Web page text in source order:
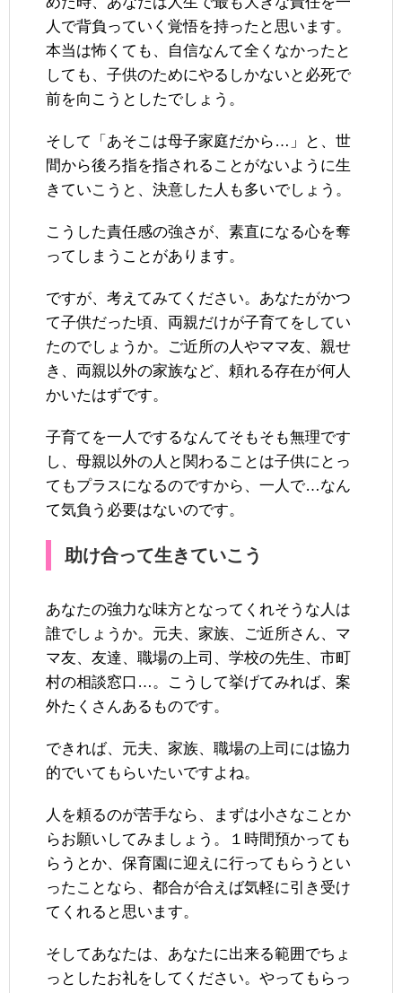
人で背負っていく覚悟を持ったと思います。
本当は怖くても、自信なんて全くなかったと
しても、子供のためにやるしかないと必死で
前を向こうとしたでしょう。
そして「あそこは母子家庭だから…」と、世
間から後ろ指を指されることがないように生
きていこうと、決意した人も多いでしょう。
こうした責任感の強さが、素直になる心を奪
ってしまうことがあります。
ですが、考えてみてください。あなたがかつ
て子供だった頃、両親だけが子育てをしてい
たのでしょうか。ご近所の人やママ友、親せ
き、両親以外の家族など、頼れる存在が何人
かいたはずです。
子育てを一人でするなんてそもそも無理です
し、母親以外の人と関わることは子供にとっ
てもプラスになるのですから、一人で…なん
て気負う必要はないのです。
助け合って生きていこう
あなたの強力な味方となってくれそうな人は
誰でしょうか。元夫、家族、ご近所さん、マ
マ友、友達、職場の上司、学校の先生、市町
村の相談窓口…。こうして挙げてみれば、案
外たくさんあるものです。
できれば、元夫、家族、職場の上司には協力
的でいてもらいたいですよね。
人を頼るのが苦手なら、まずは小さなことか
らお願いしてみましょう。１時間預かっても
らうとか、保育園に迎えに行ってもらうとい
ったことなら、都合が合えば気軽に引き受け
てくれると思います。
そしてあなたは、あなたに出来る範囲でちょ
っとしたお礼をしてください。やってもらっ